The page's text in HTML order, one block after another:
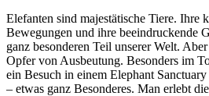
Elefanten sind majestätische Tiere. Ihre
Bewegungen und ihre beeindruckende
ganz besonderen Teil unserer Welt.
Opfer von Ausbeutung. Besonders im
ein Besuch in einem Elephant
– etwas ganz Besonderes. Man erlebt